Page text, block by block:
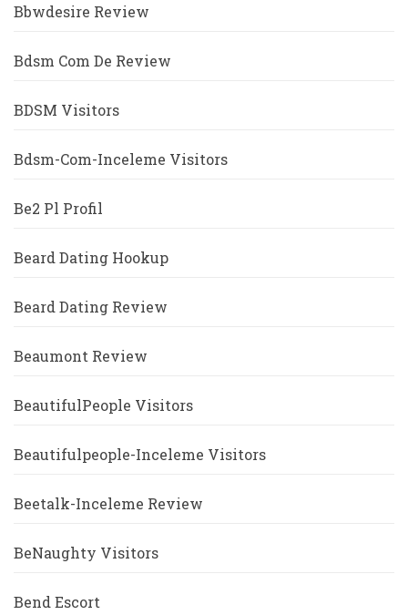
Bbwdesire Review
Bdsm Com De Review
BDSM Visitors
Bdsm-Com-Inceleme Visitors
Be2 Pl Profil
Beard Dating Hookup
Beard Dating Review
Beaumont Review
BeautifulPeople Visitors
Beautifulpeople-Inceleme Visitors
Beetalk-Inceleme Review
BeNaughty Visitors
Bend Escort